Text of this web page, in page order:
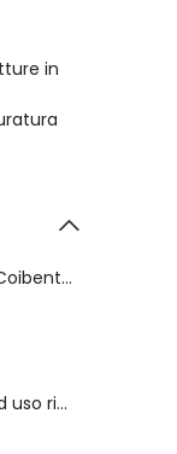
in
Monoblocco Box Coibentato ad uso Locale Tecnico - 4189
Box Coibentato ad uso rimessaggio Moto o Deposito -2883